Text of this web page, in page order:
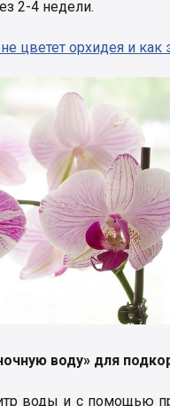
2-4 недели.
цветет орхидея и как
воду» для
воды и с помощью